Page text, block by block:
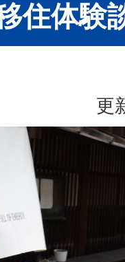
住体験
更